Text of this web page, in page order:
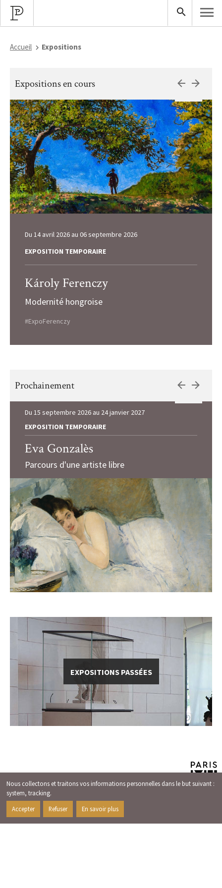
Nous collectons et traitons vos informations personnelles dans le but suivant :
system, tracking.
Accepter Refuser En savoir plus
Accueil Expositions
Expositions en cours
Du 14 avril 2026 au 06 septembre 2026
EXPOSITION TEMPORAIRE
Károly Ferenczy
Modernité hongroise
#ExpoFerenczy
Prochainement
Du 15 septembre 2026 au 24 janvier 2027
EXPOSITION TEMPORAIRE
Eva Gonzalès
Parcours d'une artiste libre
EXPOSITIONS PASSÉES
DE LA VILLE DE PARIS
SOUTENIR LE PETIT PALAIS